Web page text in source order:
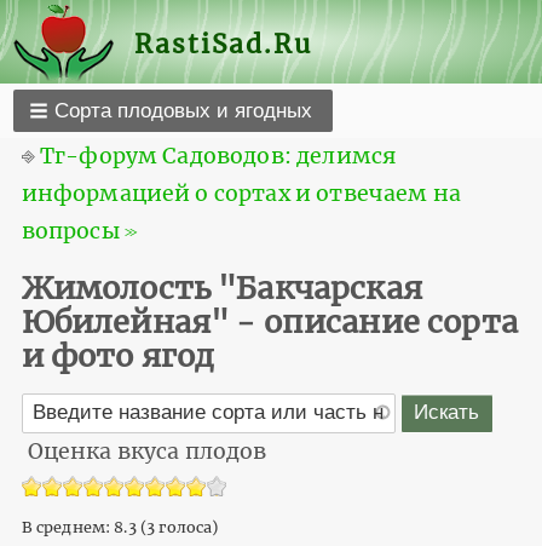
RastiSad.Ru
Сорта плодовых и ягодных
⎆Тг-форум Садоводов: делимся
информацией о сортах и отвечаем на
вопросы ≫
Жимолость "Бакчарская
Юбилейная" - описание сорта
и фото ягод
Оценка вкуса плодов
В среднем:8.3 (3 голоса)